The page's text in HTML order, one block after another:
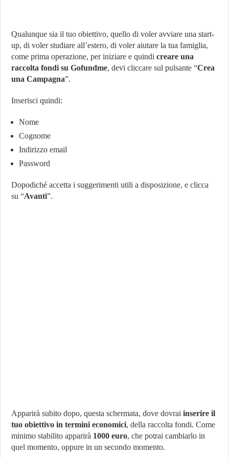
Qualunque sia il tuo obiettivo, quello di voler avviare una start-
up, di voler studiare all’estero, di voler aiutare la tua famiglia,
come prima operazione, per iniziare e quindicreare una
raccolta fondi su Gofundme, devi cliccare sul pulsante “Crea
una Campagna”.
Inserisci quindi:
Nome
Cognome
Indirizzo email
Password
Dopodiché accetta i suggerimenti utili a disposizione, e clicca
su “Avanti”.
Apparirà subito dopo, questa schermata, dove dovraiinserire il
tuo obiettivo in termini economici, della raccolta fondi. Come
minimo stabilito apparirà 1000 euro, che potrai cambiarlo in
quel momento, oppure in un secondo momento.